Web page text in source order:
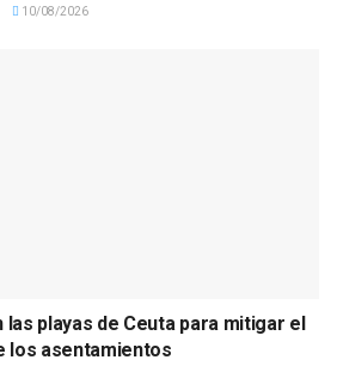
10/08/2026
playas de Ceuta para mitigar el
los asentamientos